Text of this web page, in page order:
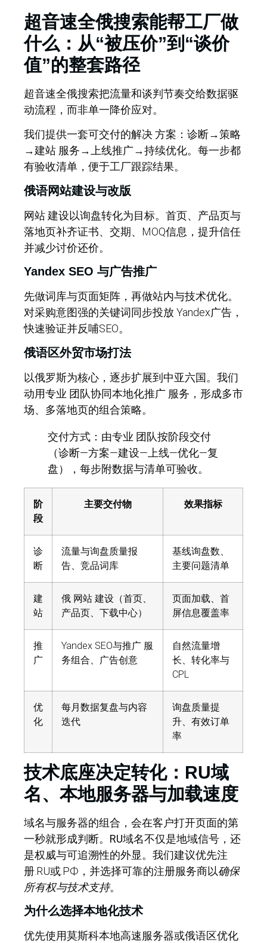
超音速全俄搜索能帮工厂做
什么：从“被压价”到“谈价
值”的整套路径
超音速全俄搜索把流量和谈判节奏交给数据驱
动流程，而非单一降价应对。
我们提供一套可交付的解决 方案：诊断→策略
→建站 服务→上线推广→持续优化。每一步都
有验收清单，便于工厂跟踪结果。
俄语网站建设与改版
网站 建设以询盘转化为目标。首页、产品页与
落地页补齐证书、交期、MOQ信息，提升信任
并减少讨价还价。
Yandex SEO 与广告推广
先做词库与页面矩阵，再做站内与技术优化。
对采购意图强的关键词同步投放 Yandex广告，
快速验证并反哺SEO。
俄语区外贸市场打法
以俄罗斯为核心，逐步扩展到中亚六国。我们
动用专业 团队协同本地化推广 服务，形成多市
场、多落地页的组合策略。
交付方式： 由专业 团队按阶段交付
（诊断—方案—建设—上线—优化—复
盘），每步附数据与清单可验收。
阶
段
主要交付物 效果指标
诊
断
流量与询盘质量报
告、竞品词库
基线询盘数、
主要问题清单
建
站
俄 网站 建设（首页、
产品页、下载中心）
页面加载、首
屏信息覆盖率
推
广
Yandex SEO与推广 服
务组合、广告创意
自然流量增
长、转化率与
CPL
优
化
每月数据复盘与内容
迭代
询盘质量提
升、有效订单
率
技术底座决定转化：RU域
名、本地服务器与加载速度
域名与服务器的组合，会在客户打开页面的第
一秒就形成判断。 RU域名不仅是地域信号，还
是权威与可追溯性的外显。我们建议优先注
册.RU或.РФ，并选择可靠的注册服务商以确保
所有权与技术支持。
为什么选择本地化技术
优先使用莫斯科本地高速服务器或俄语区优化